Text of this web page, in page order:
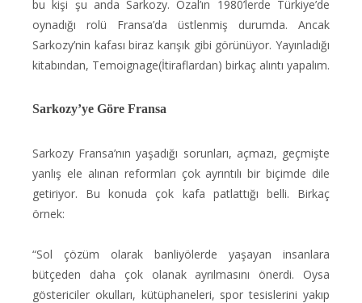
bu kişi şu anda Sarkozy. Özal’ın 1980’lerde Türkiye’de
oynadığı rolü Fransa’da üstlenmiş durumda. Ancak
Sarkozy’nin kafası biraz karışık gibi görünüyor. Yayınladığı
kitabından, Temoignage(İtiraflardan) birkaç alıntı yapalım.
Sarkozy’ye Göre Fransa
Sarkozy Fransa’nın yaşadığı sorunları, açmazı, geçmişte
yanlış ele alınan reformları çok ayrıntılı bir biçimde dile
getiriyor. Bu konuda çok kafa patlattığı belli. Birkaç
örnek:
“Sol çözüm olarak banliyölerde yaşayan insanlara
bütçeden daha çok olanak ayrılmasını önerdi. Oysa
göstericiler okulları, kütüphaneleri, spor tesislerini yakıp